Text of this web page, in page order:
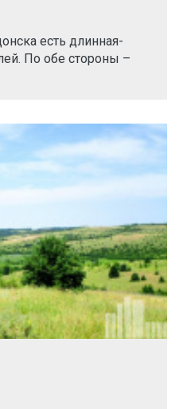
есть длинная-
По обе стороны –